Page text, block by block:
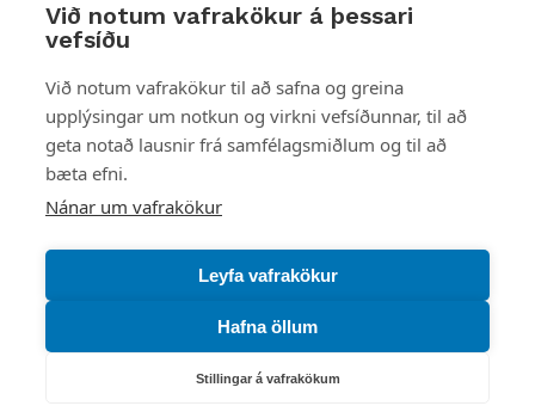
Við notum vafrakökur á þessari
vefsíðu
Við notum vafrakökur til að safna og greina
upplýsingar um notkun og virkni vefsíðunnar, til að
geta notað lausnir frá samfélagsmiðlum og til að
bæta efni.
Nánar um vafrakökur
Leyfa vafrakökur
Hafna öllum
Stillingar á vafrakökum
Styttu þér leið
Mest skoðað
Starfsstöðvar
Náttúruverndarstofnun
Veiðimál, friðlýst svæði, landvarsla og náttúruvernd